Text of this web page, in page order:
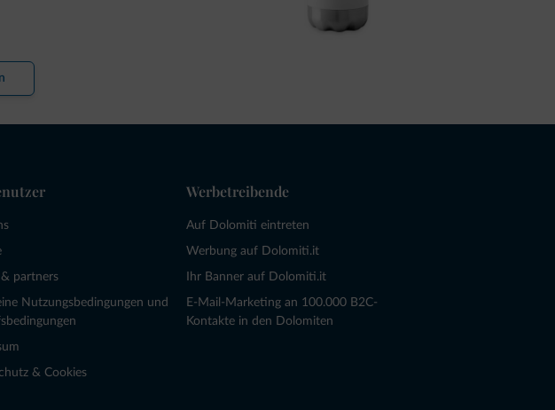
partners
Nutzungsbedingungen und
& Cookies
Werbetreibende
Auf Dolomiti eintreten
Werbung auf Dolomiti.it
Ihr Banner auf Dolomiti.it
E-Mail-Marketing an 100.000 B2C-
Kontakte in den Dolomiten